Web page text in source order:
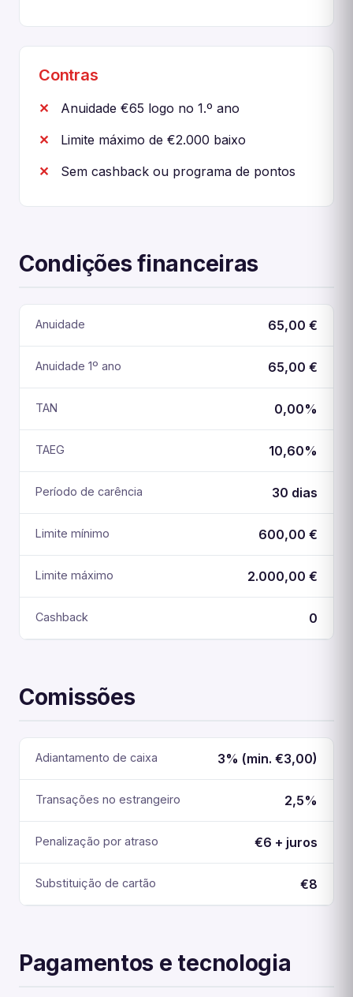
Contras
Anuidade €65 logo no 1.º ano
Limite máximo de €2.000 baixo
Sem cashback ou programa de pontos
Condições financeiras
Anuidade 65,00 €
Anuidade 1º ano 65,00 €
TAN 0,00%
TAEG 10,60%
Período de carência 30 dias
Limite mínimo 600,00 €
Limite máximo 2.000,00 €
Cashback 0
Comissões
Adiantamento de caixa 3% (min. €3,00)
Transações no estrangeiro 2,5%
Penalização por atraso €6 + juros
Substituição de cartão €8
Pagamentos e tecnologia